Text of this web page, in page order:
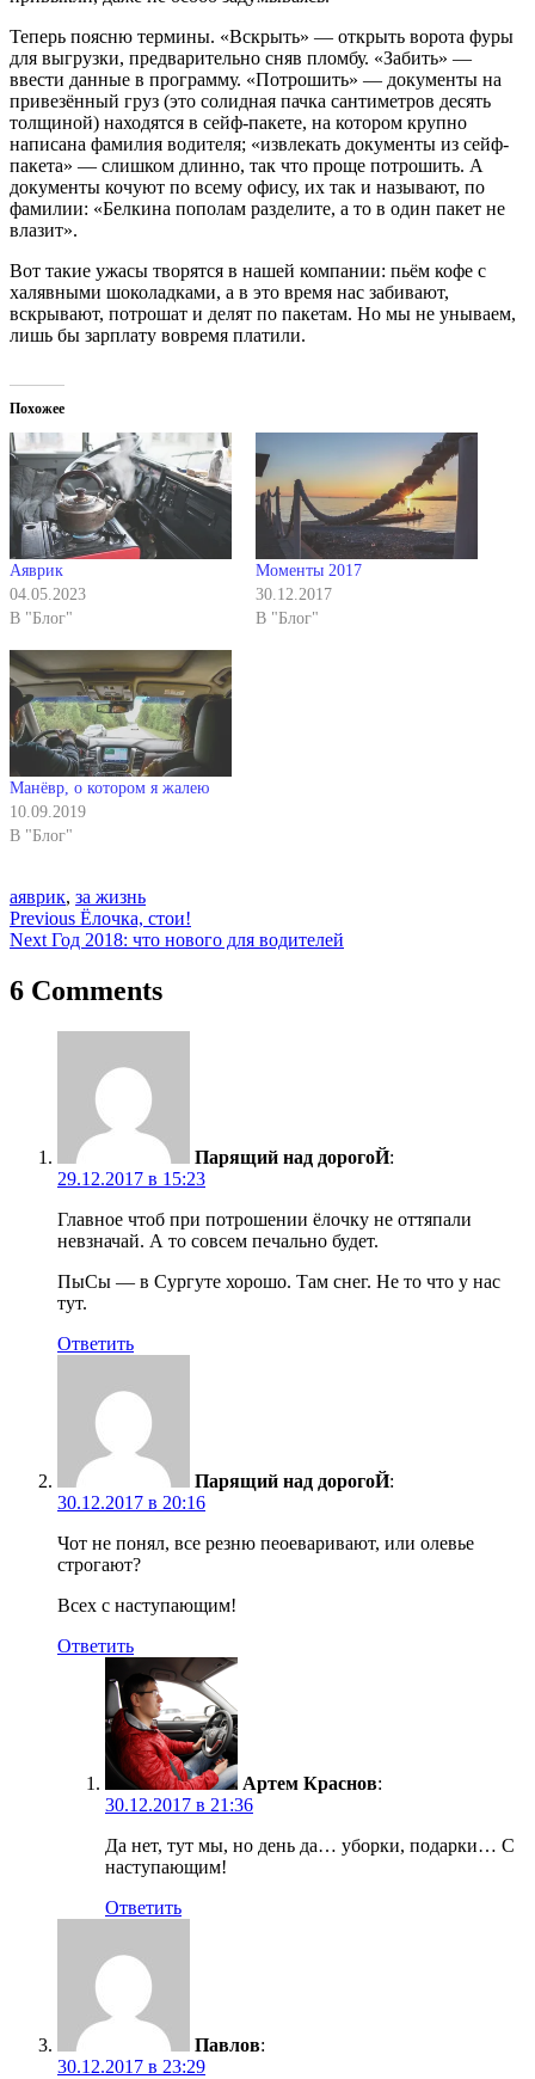
Теперь поясню термины. «Вскрыть» — открыть ворота фуры
для выгрузки, предварительно сняв пломбу. «Забить» —
ввести данные в программу. «Потрошить» — документы на
привезённый груз (это солидная пачка сантиметров десять
толщиной) находятся в сейф-пакете, на котором крупно
написана фамилия водителя; «извлекать документы из сейф-
пакета» — слишком длинно, так что проще потрошить. А
документы кочуют по всему офису, их так и называют, по
фамилии: «Белкина пополам разделите, а то в один пакет не
влазит».
Вот такие ужасы творятся в нашей компании: пьём кофе с
халявными шоколадками, а в это время нас забивают,
вскрывают, потрошат и делят по пакетам. Но мы не унываем,
лишь бы зарплату вовремя платили.
Похожее
Аяврик
04.05.2023
В "Блог"
Моменты 2017
30.12.2017
В "Блог"
Манёвр, о котором я жалею
10.09.2019
В "Блог"
аяврик, за жизнь
Навигация
по
записям
Previous Ёлочка, стои!
Next Год 2018: что нового для водителей
6 Comments
Парящий над дорогоЙ:
29.12.2017 в 15:23
Главное чтоб при потрошении ёлочку не оттяпали
невзначай. А то совсем печально будет.
ПыСы — в Сургуте хорошо. Там снег. Не то что у нас
тут.
Ответить
Парящий над дорогоЙ:
30.12.2017 в 20:16
Чот не понял, все резню пеоеваривают, или олевье
строгают?
Всех с наступающим!
Ответить
Артем Краснов:
30.12.2017 в 21:36
Да нет, тут мы, но день да… уборки, подарки… С
наступающим!
Ответить
Павлов:
30.12.2017 в 23:29